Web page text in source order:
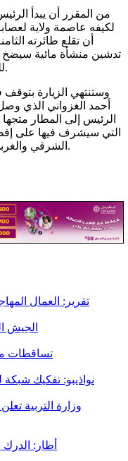
من المقرر أن يبدأ
لكيفه عاصمة ولاية
أن تقلع طائرته
تدشين منشأة مائية سيضخ
للطاقة الكهربائية شيدها التعاون الفرنسي.
وستنتهي الزيارة
أحمد الغزواني الذي
الرئيس إلى المطار
التي سيشرف فيها على
الشرقي والغربي للتعبئة للتصويت للمرشح ولد الغزواني.
تقرير: العمال
الجيش
تساقطات مطرية
نواذيبو: تفكيك شبكة
وزارة التربية
أطار: الدرك